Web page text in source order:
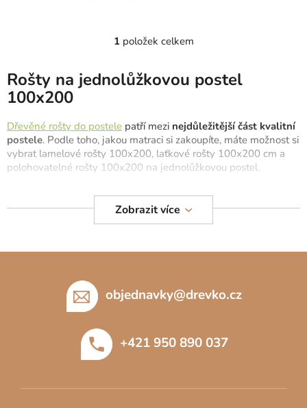
O
l
a
c
í
p
v
k
y
i
s
1položek celkem
Rošty na jednolůžkovou postel
100x200
Dřevěné rošty do postele patří mezi nejdůležitější část kvalitní
postele. Podle toho, jakou matraci si zakoupíte, máte možnost si
vybrat lamelové rošty 100x200, laťkové rošty 100x200 cm a
polohovatelné rošty 100x200 na jednolůžkovou postel.
Rošty 100x200 cmjsou vhodné na jednolůžkové postele
100x200cm spolu s
matracemi 100x200 . Tyto rošty využijete i
jako dvě samostatné matrace namanželskou postel 200x200.
Zobrazit více
objednavky@drevko.cz
+421 950 890 037